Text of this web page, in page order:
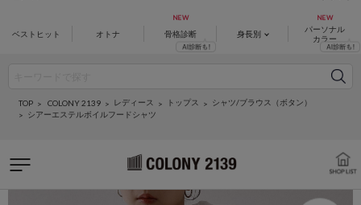
ベストヒット オトナ 骨格診断 身長別
パーソナル
カラー
TOP COLONY 2139 レディース トップス
シャツ/ブラウス（ボタン）
シアーエステルボイルフードシャツ